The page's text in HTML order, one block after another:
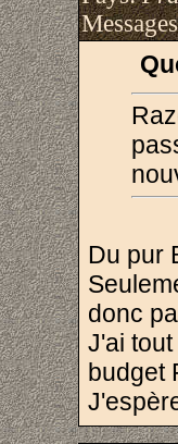
Du pur
donc
J'ai
budget